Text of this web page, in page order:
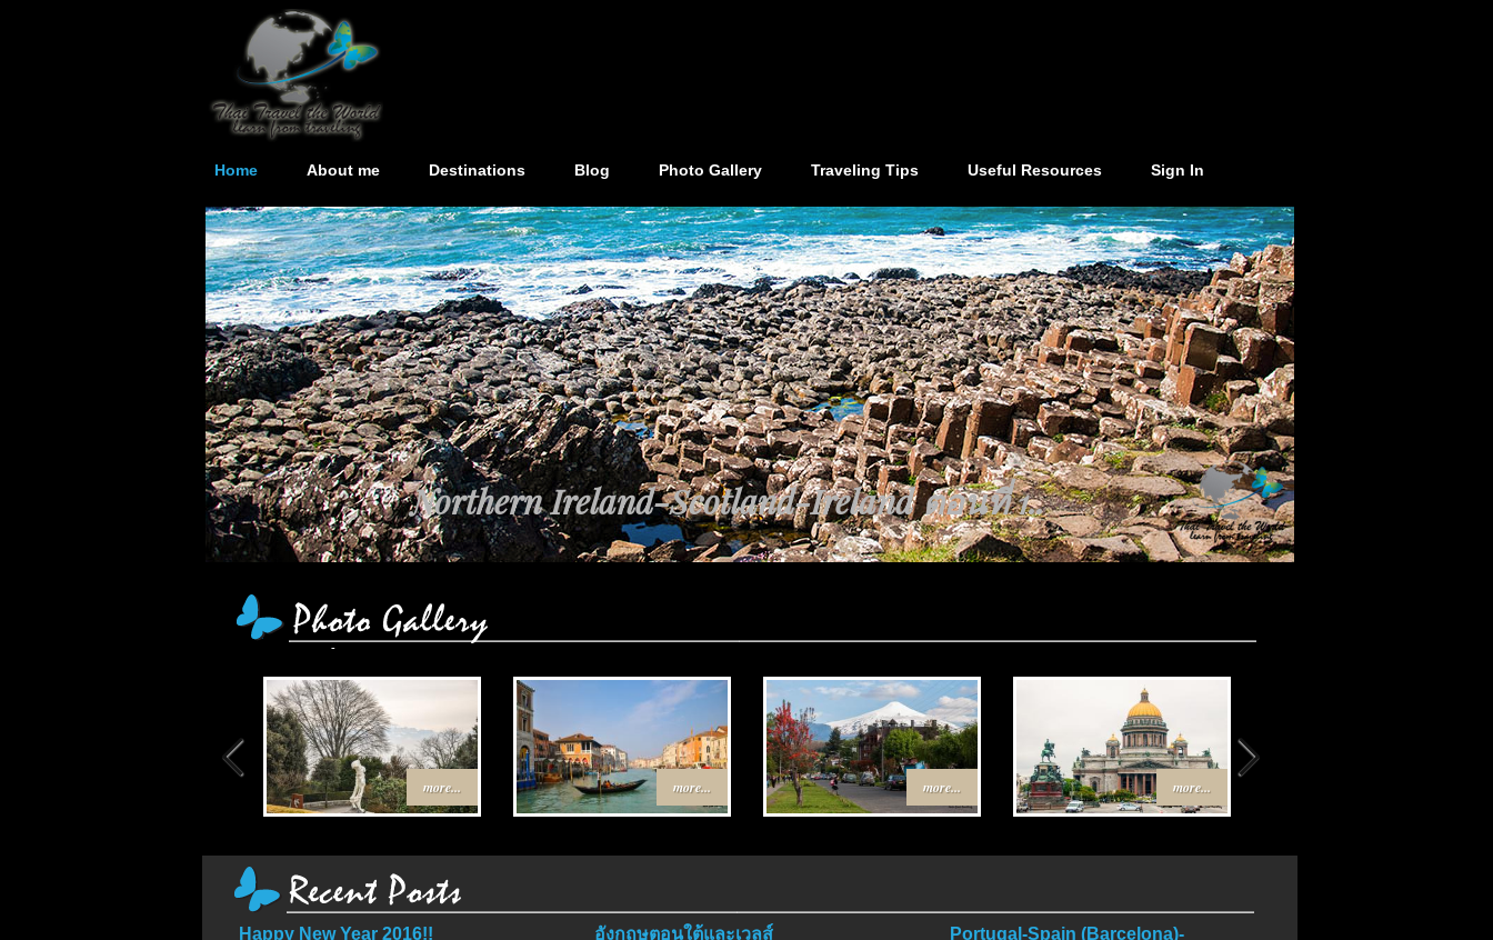
Home About me Destinations Blog Photo Gallery Traveling Tips Useful Resources Sign In
Northern Ireland-Scotland-Ireland ตอนที่ 1..
more... more... more... more...
Happy New Year 2016!! อังกฤษตอนใต้และเวลส์
Portugal-Spain (Barcelona)-